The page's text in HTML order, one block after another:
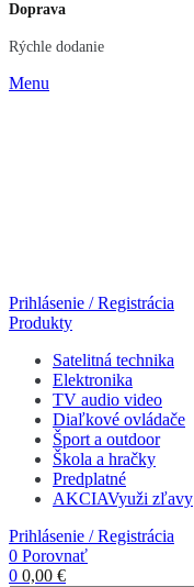
Doprava
Rýchle dodanie
Menu
Prihlásenie / Registrácia
Produkty
Satelitná technika
Elektronika
TV audio video
Diaľkové ovládače
Šport a outdoor
Škola a hračky
Predplatné
AKCIAVyuži zľavy
Prihlásenie / Registrácia
0 Porovnať
0 0,00 €